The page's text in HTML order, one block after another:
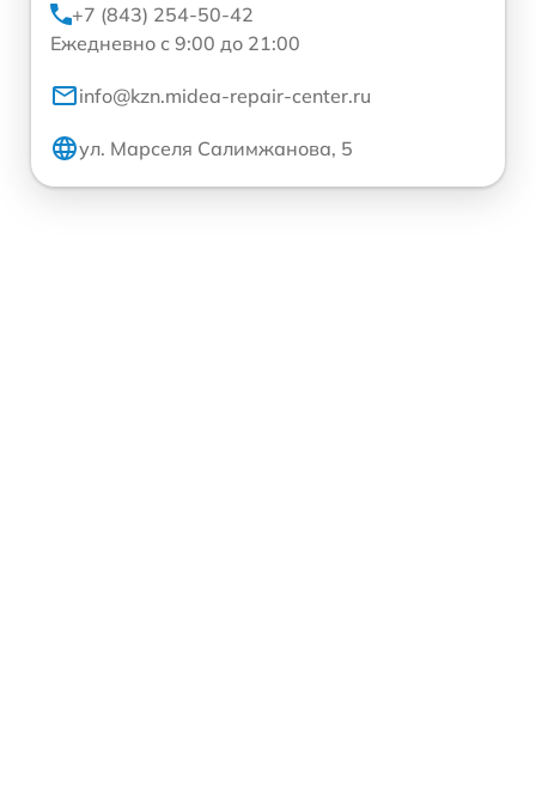
+7 (843) 254-50-42
Ежедневно с 9:00 до 21:00
info@kzn.midea-repair-center.ru
ул. Марселя Салимжанова, 5